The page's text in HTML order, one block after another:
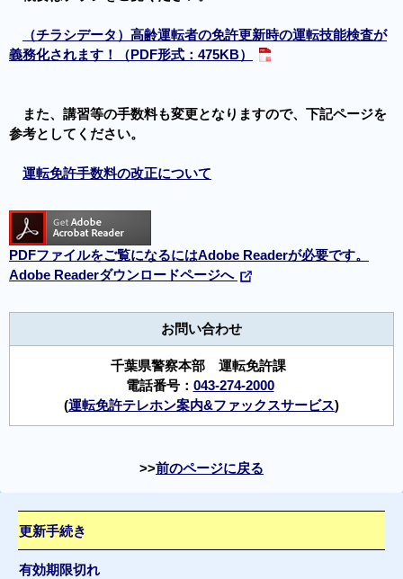
（チラシデータ）高齢運転者の免許更新時の運転技能検査が
義務化されます！（PDF形式：475KB）
また、講習等の手数料も変更となりますので、下記ページを
参考としてください。
運転免許手数料の改正について
PDFファイルをご覧になるにはAdobe Readerが必要です。
Adobe Readerダウンロードページへ
お問い合わせ
千葉県警察本部 運転免許課
電話番号： 043-274-2000
(運転免許テレホン案内&ファックスサービス)
前のページに戻る
更新手続き
有効期限切れ